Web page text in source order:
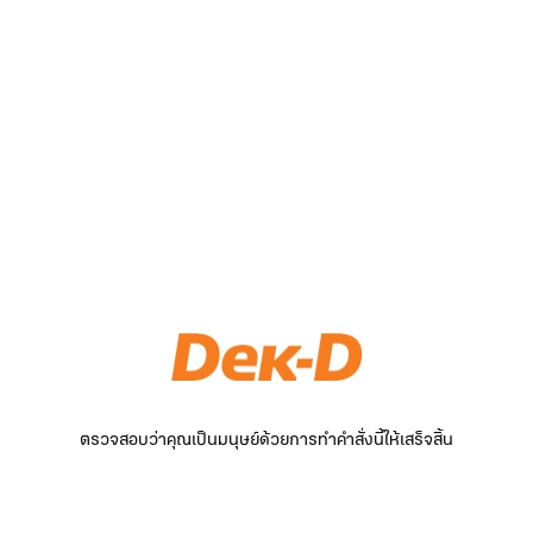
ตรวจสอบว่าคุณเป็นมนุษย์ด้วยการทำคำสั่งนี้ให้เสร็จสิ้น